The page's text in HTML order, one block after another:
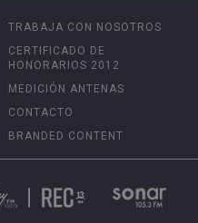
TRABAJA CON NOSOTROS
CERTIFICADO DE
HONORARIOS 2012
MEDICIÓN ANTENAS
CONTACTO
BRANDED CONTENT